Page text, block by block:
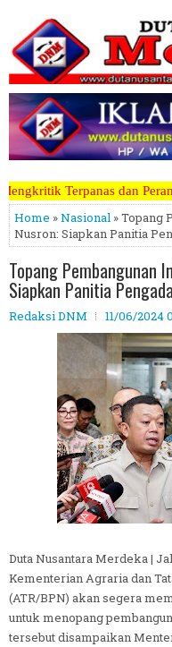
Terhadap Koruptor,
Home »Nasional » Topang
Nusron: Siapkan Panitia
Topang Pembangunan
Siapkan Panitia
Redaksi DNM 11/06/2024
Duta Nusantara Merdeka |
Kementerian Agraria dan
(ATR/BPN) akan segera
untuk menopang
tersebut disampaikan